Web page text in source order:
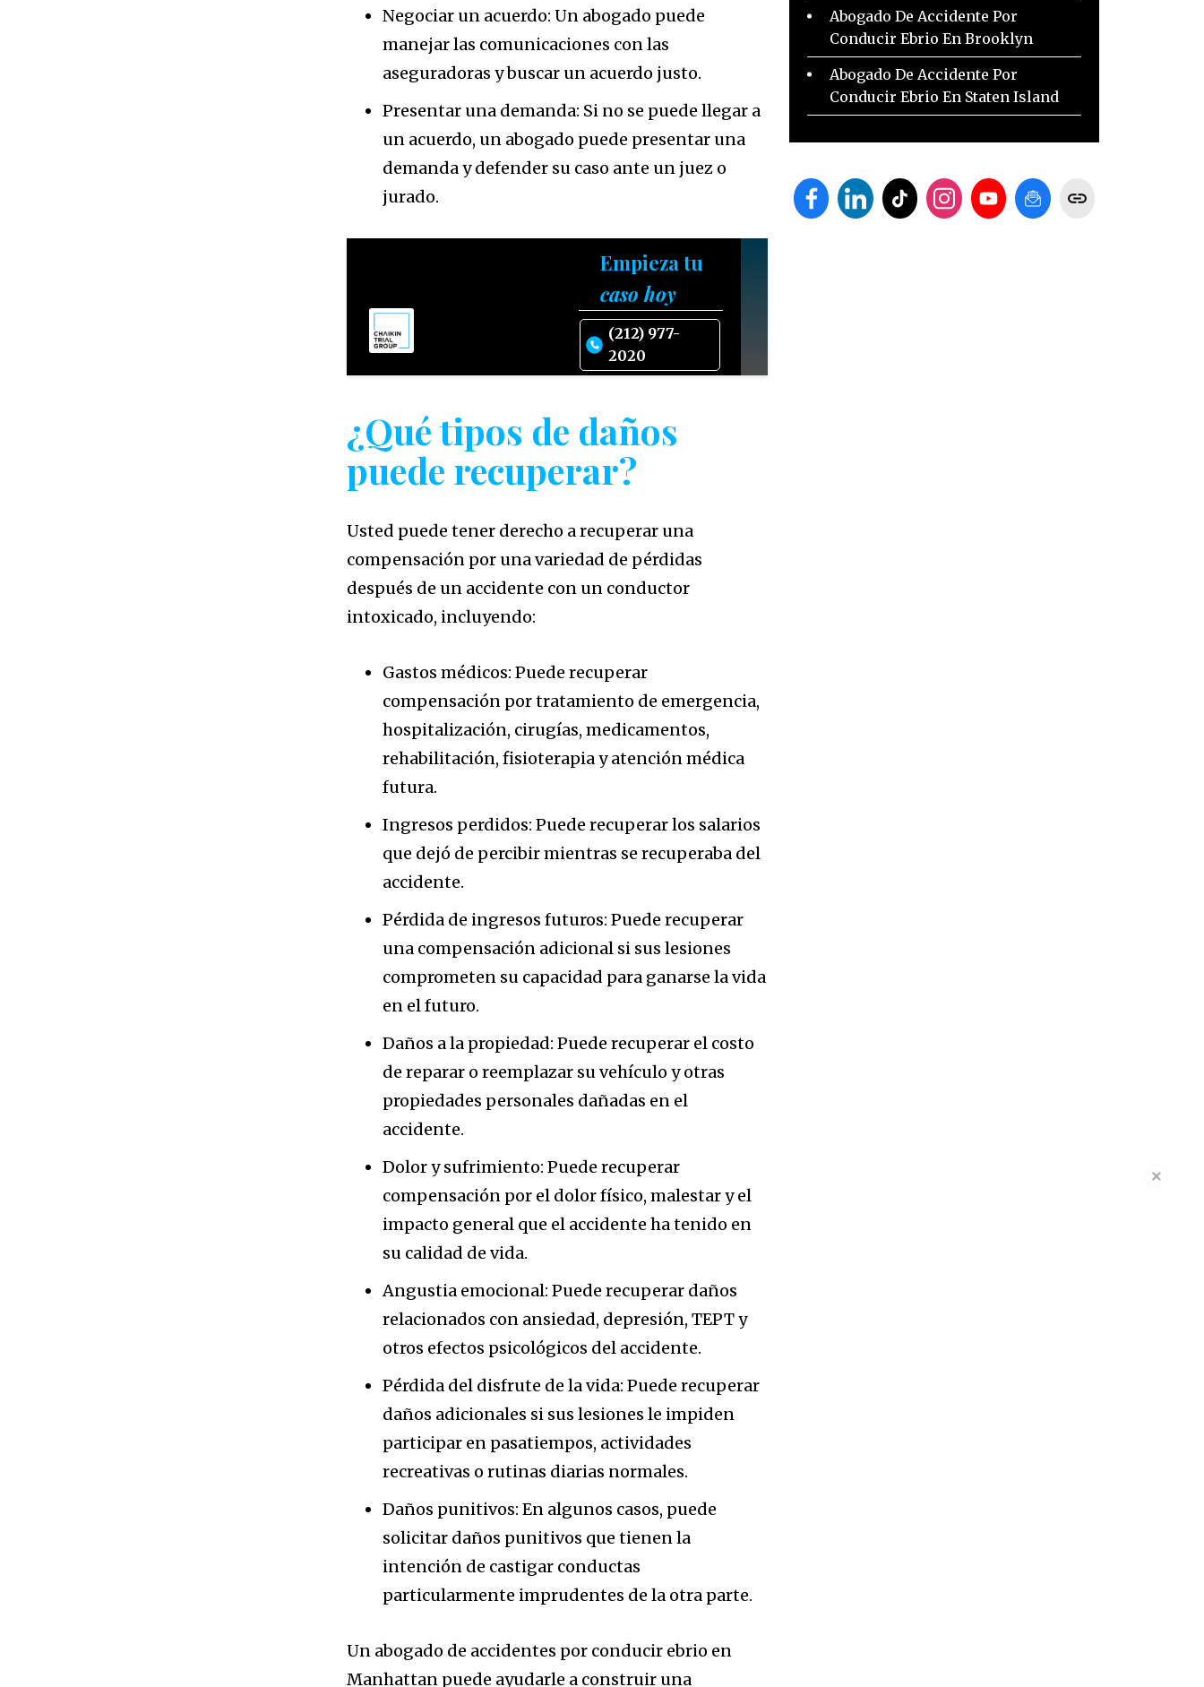
Negociar un acuerdo: Un abogado puede
manejar las comunicaciones con las
aseguradoras y buscar un acuerdo justo.
Presentar una demanda: Si no se puede llegar a
un acuerdo, un abogado puede presentar una
demanda y defender su caso ante un juez o
jurado.
Empieza tu
caso hoy
(212) 977-
2020
¿Qué tipos de daños
puede recuperar?
Usted puede tener derecho a recuperar una
compensación por una variedad de pérdidas
después de un accidente con un conductor
intoxicado, incluyendo:
Gastos médicos: Puede recuperar
compensación por tratamiento de emergencia,
hospitalización, cirugías, medicamentos,
rehabilitación, fisioterapia y atención médica
futura.
Ingresos perdidos: Puede recuperar los salarios
que dejó de percibir mientras se recuperaba del
accidente.
Pérdida de ingresos futuros: Puede recuperar
una compensación adicional si sus lesiones
comprometen su capacidad para ganarse la vida
en el futuro.
Daños a la propiedad: Puede recuperar el costo
de reparar o reemplazar su vehículo y otras
propiedades personales dañadas en el
accidente.
Dolor y sufrimiento: Puede recuperar
compensación por el dolor físico, malestar y el
impacto general que el accidente ha tenido en
su calidad de vida.
Angustia emocional: Puede recuperar daños
relacionados con ansiedad, depresión, TEPT y
otros efectos psicológicos del accidente.
Pérdida del disfrute de la vida: Puede recuperar
daños adicionales si sus lesiones le impiden
participar en pasatiempos, actividades
recreativas o rutinas diarias normales.
Daños punitivos: En algunos casos, puede
solicitar daños punitivos que tienen la
intención de castigar conductas
particularmente imprudentes de la otra parte.
Un abogado de accidentes por conducir ebrio en
Manhattan puede ayudarle a construir una
Abogado De Accidente Por
Conducir Ebrio En Brooklyn
Abogado De Accidente Por
Conducir Ebrio En Staten Island